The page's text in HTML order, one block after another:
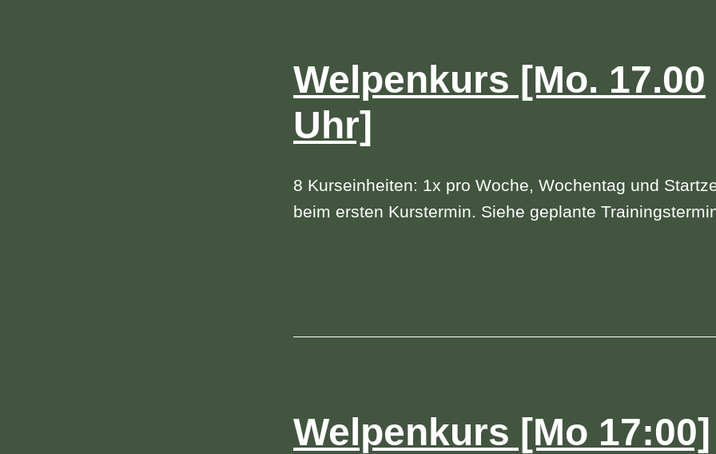
Welpenkurs [Mo. 17.00
Uhr]
8 Kurseinheiten: 1x pro Woche, Wochentag und
beim ersten Kurstermin. Siehe geplante
Welpenkurs [Mo 17:00]